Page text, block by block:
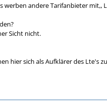
werben andere Tarifanbieter mit,,
Sicht nicht.
hier sich als Aufklärer des Lte's